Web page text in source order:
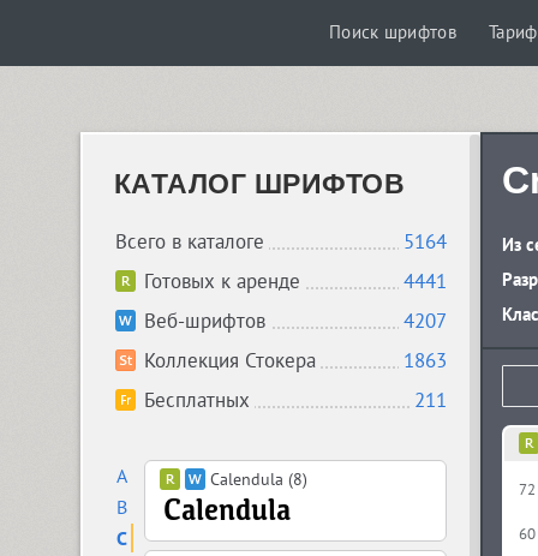
Поиск шрифтов
КАТАЛОГ ШРИФТОВ
Всего в каталоге
5164
Готовых к аренде
4441
Веб-шрифтов
4207
Коллекция Стокера
1863
Бесплатных
211
A
B
C
Calendula (8)
Из